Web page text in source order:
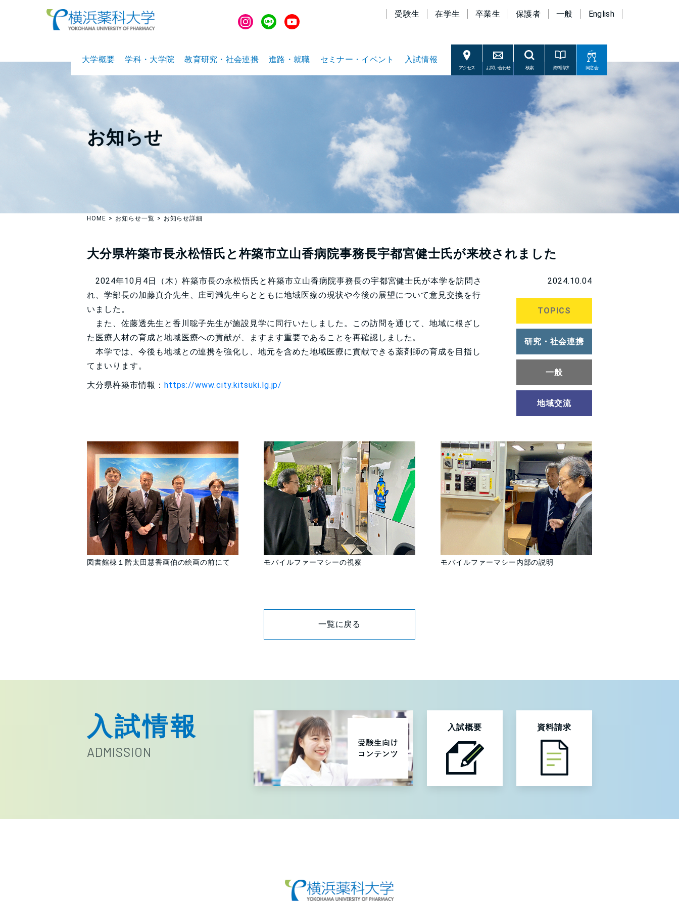
受験生 在学生 卒業生 保護者 一般 English
大学概要 学科・大学院 教育研究・社会連携 進路・就職 セミナー・イベント 入試情報
アクセス お問い合わせ 検索 資料請求 同窓会
お知らせ
HOME お知らせ一覧 お知らせ詳細
大分県杵築市長永松悟氏と杵築市立山香病院事務長宇都宮健士氏が来校されました
2024年10月 4日（木）杵築市長の永松悟氏と杵築市立山香病院事務長の宇都宮健士氏が本学を訪問さ
れ、学部長の加藤真介先生、庄司満先生らとともに地域医療の現状や今後の展望について意見交換を行
いました。
また、佐藤透先生と香川聡子先生が施設見学に同行いたしました。この訪問を通じて、地域に根ざし
た医療人材の育成と地域医療への貢献が、ますます重要であることを再確認しました。
本学では、今後も地域との連携を強化し、地元を含めた地域医療に貢献できる薬剤師の育成を目指し
てまいります。
大分県杵築市情報： https://www.city.kitsuki.lg.jp/
2024.10.04
TOPICS
研究・社会連携
一般
地域交流
図書館棟１階太田慧香画伯の絵画の前にて モバイルファーマシーの視察 モバイルファーマシー内部の説明
一覧に戻る
入試情報
ADMISSION
入試概要 資料請求